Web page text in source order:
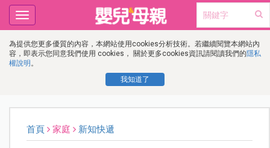
為提供您更多優質的內容，本網站使用cookies分析技術。若繼續閱覽本網站內
容，即表示您同意我們使用 cookies， 關於更多cookies資訊請閱讀我們的隱私
權說明 。
我知道了
Toggle
navigation
首頁 家庭 新知快遞